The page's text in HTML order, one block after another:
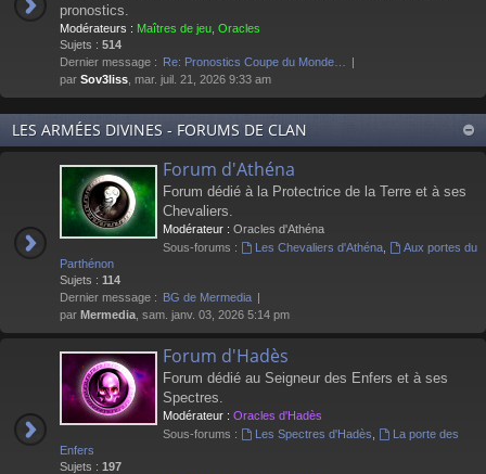
pronostics.
Modérateurs : Maîtres de jeu Oracles
Sujets : 514
Dernier message : Re: Pronostics Coupe du Monde…
par Sov3liss , mar. juil. 21, 2026 9:33 am
LES ARMÉES DIVINES - FORUMS DE CLAN
Forum d'Athéna
Forum dédié à la Protectrice de la Terre et à ses
Chevaliers.
Modérateur : Oracles d'Athéna
Sous-forums :
Les Chevaliers d'Athéna,
Aux portes du
Parthénon
Sujets : 114
Dernier message : BG de Mermedia
par Mermedia , sam. janv. 03, 2026 5:14 pm
Forum d'Hadès
Forum dédié au Seigneur des Enfers et à ses
Spectres.
Modérateur : Oracles d'Hadès
Sous-forums :
Les Spectres d'Hadès
La porte des
Enfers
Sujets : 197